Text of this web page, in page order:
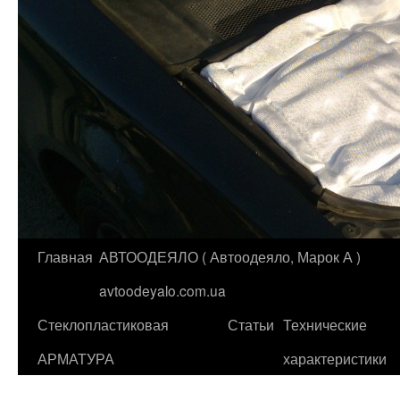
Перейти
содержимому
Главная АВТООДЕЯЛО ( Автоодеяло, Марок А )
avtoodeyalo.com.ua
Стеклопластиковая
АРМАТУРА
Статьи Технические
характеристики